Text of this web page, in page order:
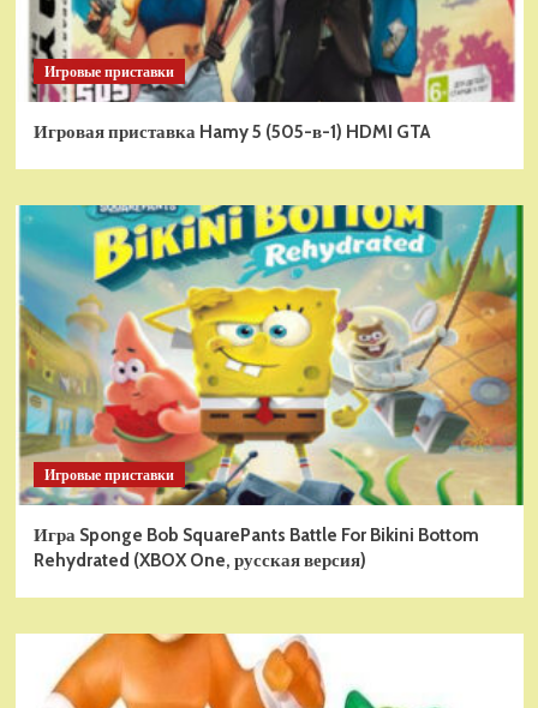
Игровые приставки
Игровая приставка Hamy 5 (505-в-1) HDMI GTA
Игровые приставки
Игра Sponge Bob SquarePants Battle For Bikini Bottom
Rehydrated (XBOX One, русская версия)